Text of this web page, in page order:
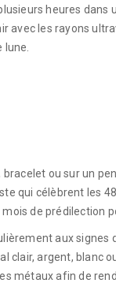
heures dans
avec les rayons
lune.
ou sur un
qui célèbrent les
de prédilection
aux signes
clair, argent, blanc
métaux afin de